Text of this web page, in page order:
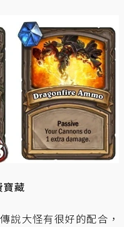
寶藏
說大怪有很好的配合，